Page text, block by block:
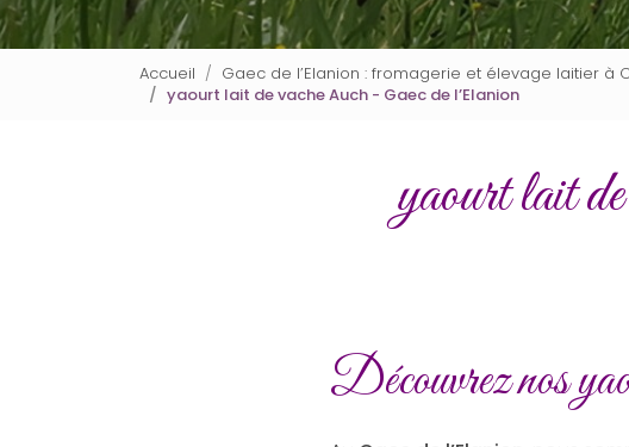
Accueil Gaec de l’Elanion : fromagerie et élevage laitier à
yaourt lait de vache Auch - Gaec de l’Elanion
yaourt lait
Découvrez nos